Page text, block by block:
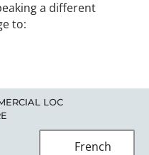
a different
to:
LOC
French